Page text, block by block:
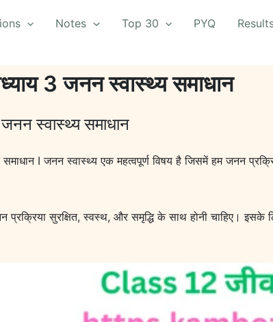
Notes Top 30 PYQ
3 जनन स्वास्थ्य समाधान
जनन स्वास्थ्य समाधान
समाधान I जनन स्वास्थ्य एक महत्वपूर्ण विषय है जिसमें हम जनन
प्रक्रिया सुरक्षित, स्वस्थ, और समृद्धि के साथ होनी चाहिए।